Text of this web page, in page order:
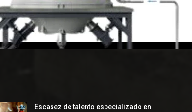
Escasez de talento especializado en